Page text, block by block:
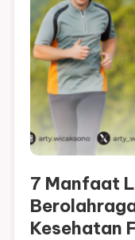
7 Manfaat
Kesehatan